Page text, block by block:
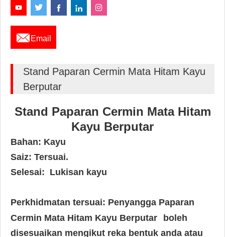
 Email
Stand Paparan Cermin Mata Hitam Kayu
Berputar
Stand Paparan Cermin Mata Hitam
Kayu Berputar
Bahan: Kayu
Saiz: Tersuai.
Selesai: Lukisan kayu
Perkhidmatan tersuai: Penyangga Paparan
Cermin Mata Hitam Kayu Berputar
boleh
disesuaikan mengikut reka bentuk anda atau